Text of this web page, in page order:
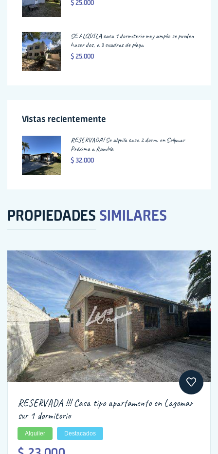
$ 25.000
SE ALQUILA casa 1 dormitorio muy amplio se pueden
hacer dos, a 3 cuadras de playa
$ 25.000
Vistas recientemente
RESERVADA! Se alquila casa 2 dorm. en Solymar
Próxima a Rambla
$ 32.000
PROPIEDADES SIMILARES
RESERVADA !!! Casa tipo apartamento en Lagomar
sur 1 dormitorio
Alquiler Destacados